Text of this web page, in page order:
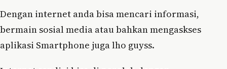
Dengan internet anda bisa mencari informasi,
bermain sosial media atau bahkan mengaskses
aplikasi Smartphone juga lho guyss.